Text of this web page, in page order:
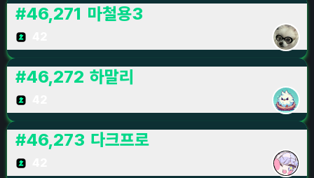
#46,271 마철용3
#46,272 하말리
#46,273 다크프로